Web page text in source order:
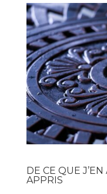
DE CE QUE
APPRIS